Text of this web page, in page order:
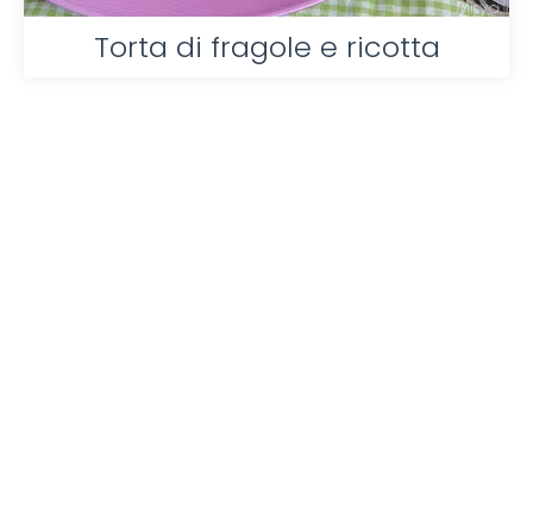
Torta di fragole e ricotta